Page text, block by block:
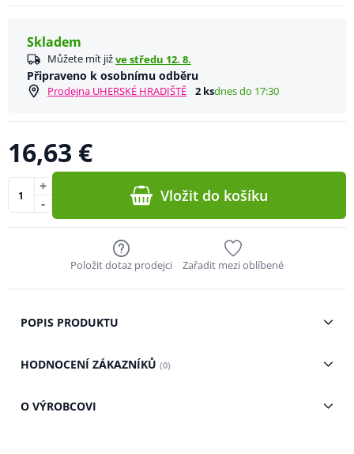
Skladem
Můžete mít jižve středu 12. 8.
Připraveno k osobnímu odběru
Prodejna UHERSKÉ HRADIŠTĚ 2 ksdnes do 17:30
16,63 €
-
+ Vložit do košíku
Položit dotaz prodejci Zařadit mezi oblíbené
POPIS PRODUKTU
HODNOCENÍ ZÁKAZNÍKŮ (0)
O VÝROBCOVI